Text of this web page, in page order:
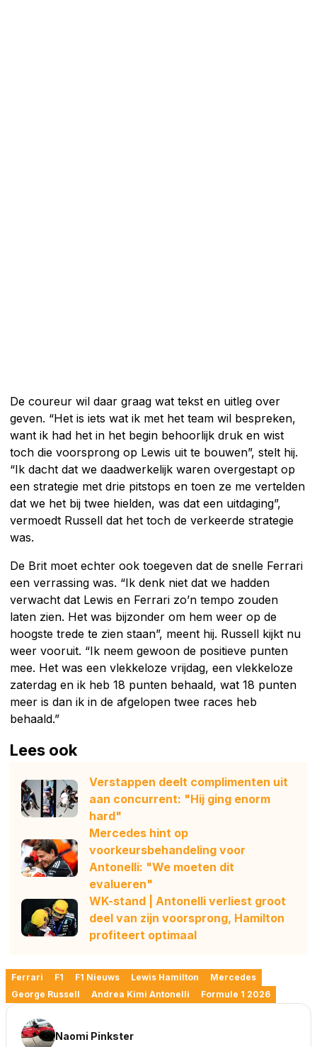
De coureur wil daar graag wat tekst en uitleg over
geven. “Het is iets wat ik met het team wil bespreken,
want ik had het in het begin behoorlijk druk en wist
toch die voorsprong op Lewis uit te bouwen”, stelt hij.
“Ik dacht dat we daadwerkelijk waren overgestapt op
een strategie met drie pitstops en toen ze me vertelden
dat we het bij twee hielden, was dat een uitdaging”,
vermoedt Russell dat het toch de verkeerde strategie
was.
De Brit moet echter ook toegeven dat de snelle Ferrari
een verrassing was. “Ik denk niet dat we hadden
verwacht dat Lewis en Ferrari zo’n tempo zouden
laten zien. Het was bijzonder om hem weer op de
hoogste trede te zien staan”, meent hij. Russell kijkt nu
weer vooruit. “Ik neem gewoon de positieve punten
mee. Het was een vlekkeloze vrijdag, een vlekkeloze
zaterdag en ik heb 18 punten behaald, wat 18 punten
meer is dan ik in de afgelopen twee races heb
behaald.”
Lees ook
Verstappen deelt complimenten uit
aan concurrent: "Hij ging enorm
hard"
Mercedes hint op
voorkeursbehandeling voor
Antonelli: "We moeten dit
evalueren"
WK-stand | Antonelli verliest groot
deel van zijn voorsprong, Hamilton
profiteert optimaal
Ferrari F1 F1 Nieuws Lewis Hamilton
Mercedes
George Russell
Andrea Kimi Antonelli Formule 1 2026
Naomi Pinkster